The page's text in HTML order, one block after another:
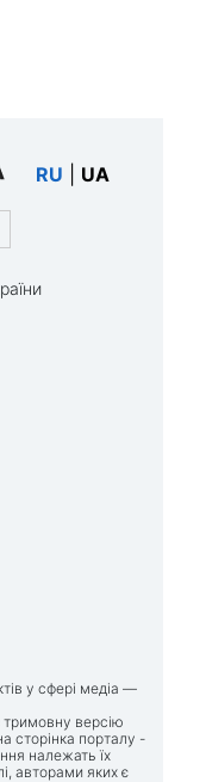
RU UA
у сфері медіа —
тримовну версію
сторінка порталу -
належать їх
авторами яких є